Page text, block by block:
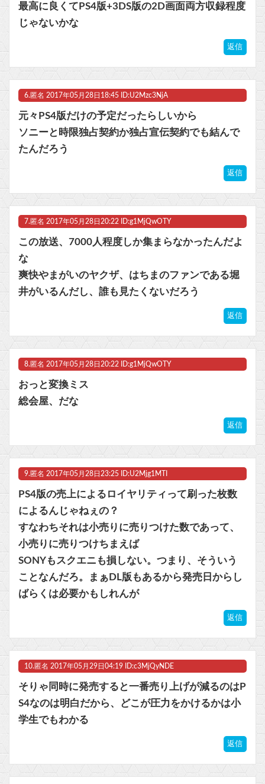
最高に良くてPS4版+3DS版の2D画面両方収録程度
じゃないかな
返信
6. 匿名 2017年05月28日18:45 ID:U2Mzc3NjA
元々PS4版だけの予定だったらしいから
ソニーと時限独占契約か独占宣伝契約でも結んで
たんだろう
返信
7. 匿名 2017年05月28日20:22 ID:g1MjQwOTY
この放送、7000人程度しか集まらなかったんだよ
な
爽快やまがいのヤクザ、はちまのファンである堀
井がいるんだし、誰も見たくないだろう
返信
8. 匿名 2017年05月28日20:22 ID:g1MjQwOTY
おっと変換ミス
総会屋、だな
返信
9. 匿名 2017年05月28日23:25 ID:U2Mjg1MTI
PS4版の売上によるロイヤリティって刷った枚数
によるんじゃねぇの？
すなわちそれは小売りに売りつけた数であって、
小売りに売りつけちまえば
SONYもスクエニも損しない。つまり、そういう
ことなんだろ。まぁDL版もあるから発売日からし
ばらくは必要かもしれんが
返信
10. 匿名 2017年05月29日04:19 ID:c3MjQyNDE
そりゃ同時に発売すると一番売り上げが減るのはP
S4なのは明白だから、どこが圧力をかけるかは小
学生でもわかる
返信